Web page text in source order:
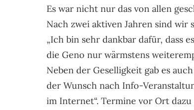
Es war nicht nur das von allen
Nach zwei aktiven Jahren sind wir
„Ich bin sehr dankbar dafür, dass
die Geno nur wärmstens
Neben der Geselligkeit gab es
der Wunsch nach Info-
im Internet“. Termine vor Ort